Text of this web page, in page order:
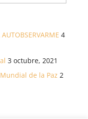
4
3 octubre, 2021
de la Paz 2